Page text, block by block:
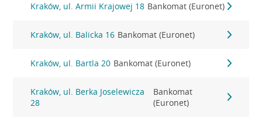
Kraków, ul. Armii Krajowej 18 Bankomat (Euronet)
Kraków, ul. Balicka 16 Bankomat (Euronet)
Kraków, ul. Bartla 20 Bankomat (Euronet)
Kraków, ul. Berka Joselewicza
28
Bankomat
(Euronet)